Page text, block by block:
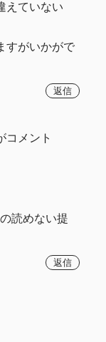
えていない
すがいかがで
返信
コメント
読めない提
返信